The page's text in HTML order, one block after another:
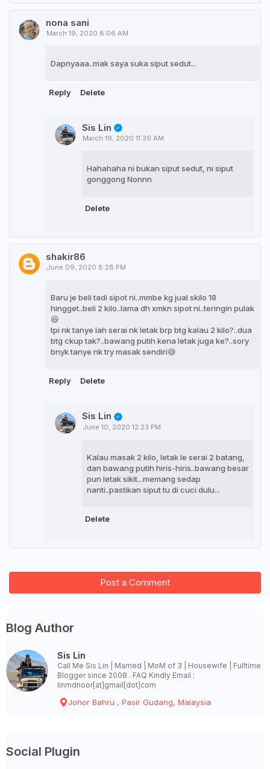
nona sani
March 19, 2020 8:06 AM
Dapnyaaa..mak saya suka siput sedut...
Reply Delete
Sis Lin
March 19, 2020 11:39 AM
Hahahaha ni bukan siput sedut, ni siput
gonggong Nonnn
Delete
shakir86
June 09, 2020 8:28 PM
Baru je beli tadi sipot ni..mmbe kg jual skilo 18
hingget..beli 2 kilo..lama dh xmkn sipot ni..teringin pulak
😆
tpi nk tanye lah serai nk letak brp btg kalau 2 kilo?..dua
btg ckup tak?..bawang putih kena letak juga ke?..sory
bnyk tanye nk try masak sendiri😅
Reply Delete
Sis Lin
June 10, 2020 12:23 PM
Kalau masak 2 kilo, letak le serai 2 batang,
dan bawang putih hiris-hiris..bawang besar
pun letak sikit...memang sedap
nanti..pastikan siput tu di cuci dulu...
Delete
Post a Comment
Blog Author
Sis Lin
Call Me Sis Lin | Married | MoM of 3 | Housewife | Fulltime
Blogger since 2008 . FAQ Kindly Email :
linmdnoor[at]gmail[dot]com
Johor Bahru , Pasir Gudang, Malaysia
Social Plugin